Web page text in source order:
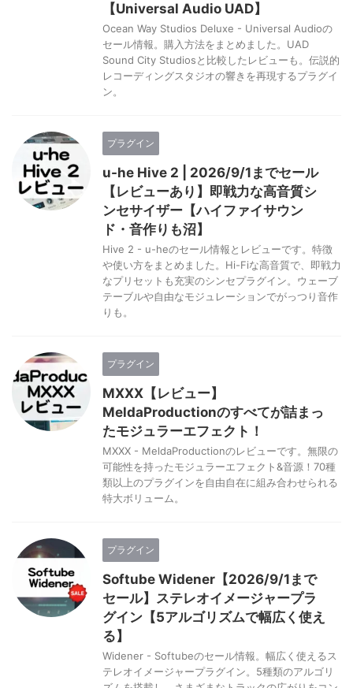
【Universal Audio UAD】
Ocean Way Studios Deluxe - Universal Audioの
セール情報。購入方法をまとめました。UAD
Sound City Studiosと比較したレビューも。伝説的
レコーディングスタジオの響きを再現するプラグイ
ン。
プラグイン
u-he Hive 2 | 2026/9/1までセール
【レビューあり】即戦力な高音質シ
ンセサイザー【ハイファイサウン
ド・音作りも沼】
Hive 2 - u-heのセール情報とレビューです。特徴
や使い方をまとめました。Hi-Fiな高音質で、即戦力
なプリセットも充実のシンセプラグイン。ウェーブ
テーブルや自由なモジュレーションでがっつり音作
りも。
プラグイン
MXXX【レビュー】
MeldaProductionのすべてが詰まっ
たモジュラーエフェクト！
MXXX - MeldaProductionのレビューです。無限の
可能性を持ったモジュラーエフェクト&音源！70種
類以上のプラグインを自由自在に組み合わせられる
特大ボリューム。
プラグイン
Softube Widener【2026/9/1まで
セール】ステレオイメージャープラ
グイン【5アルゴリズムで幅広く使え
る】
Widener - Softubeのセール情報。幅広く使えるス
テレオイメージャープラグイン。5種類のアルゴリ